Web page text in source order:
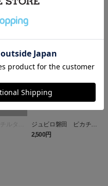
ルタリ
ジュビロ磐田 ピカチュ
ウ タオルマフラー
2,500円